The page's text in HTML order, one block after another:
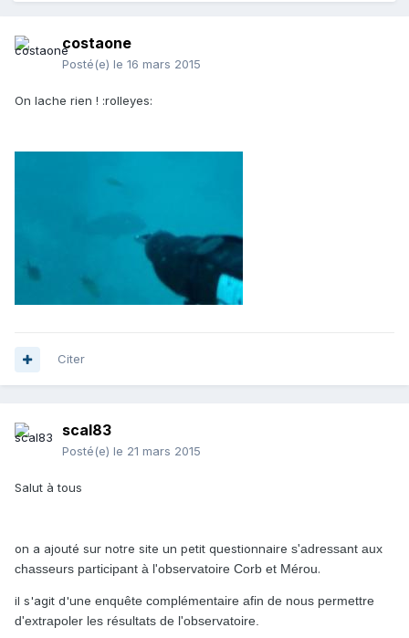
costaone
Posté(e) le 16 mars 2015
On lache rien ! :rolleyes:
Citer
scal83
Posté(e) le 21 mars 2015
Salut à tous
on a ajouté sur notre site un petit questionnaire s'adressant aux
chasseurs participant à l'observatoire Corb et Mérou.
il s'agit d'une enquête complémentaire afin de nous permettre
d'extrapoler les résultats de l'observatoire.